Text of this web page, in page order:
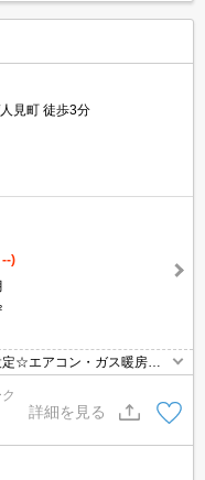
見町 徒歩3分
--)
☆エアコン・ガス暖房・
座付き！ペット可◎
詳細を見る